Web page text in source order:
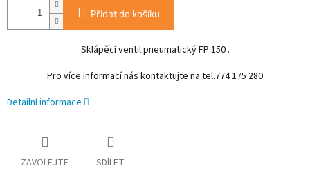
Přidat do košíku
Sklápěcí ventil pneumatický FP 150 .
Pro více informací nás kontaktujte na tel.774 175 280
Detailní informace
ZAVOLEJTE SDÍLET